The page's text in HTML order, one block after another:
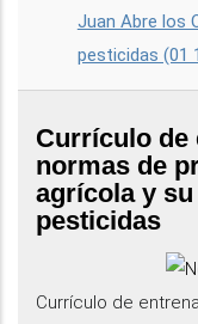
Juan Abre los
pesticidas (01
Currículo de
normas de
agrícola y
pesticidas
Currículo de